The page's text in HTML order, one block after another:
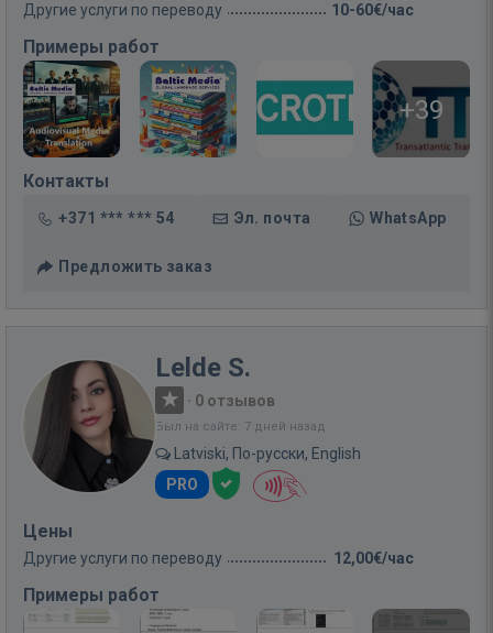
Другие услуги по переводу 10-60€/час
Примеры работ
+39
Контакты
+371 *** *** 54 Эл. почта WhatsApp
Предложить заказ
Lelde S.
· 0 отзывов
Был на сайте: 7 дней назад
Latviski, По-русски, English
PRO
Цены
Другие услуги по переводу 12,00€/час
Примеры работ